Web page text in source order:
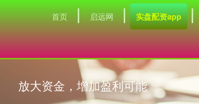
首页 启远网 实盘配资app
放大资金，增加盈利可能